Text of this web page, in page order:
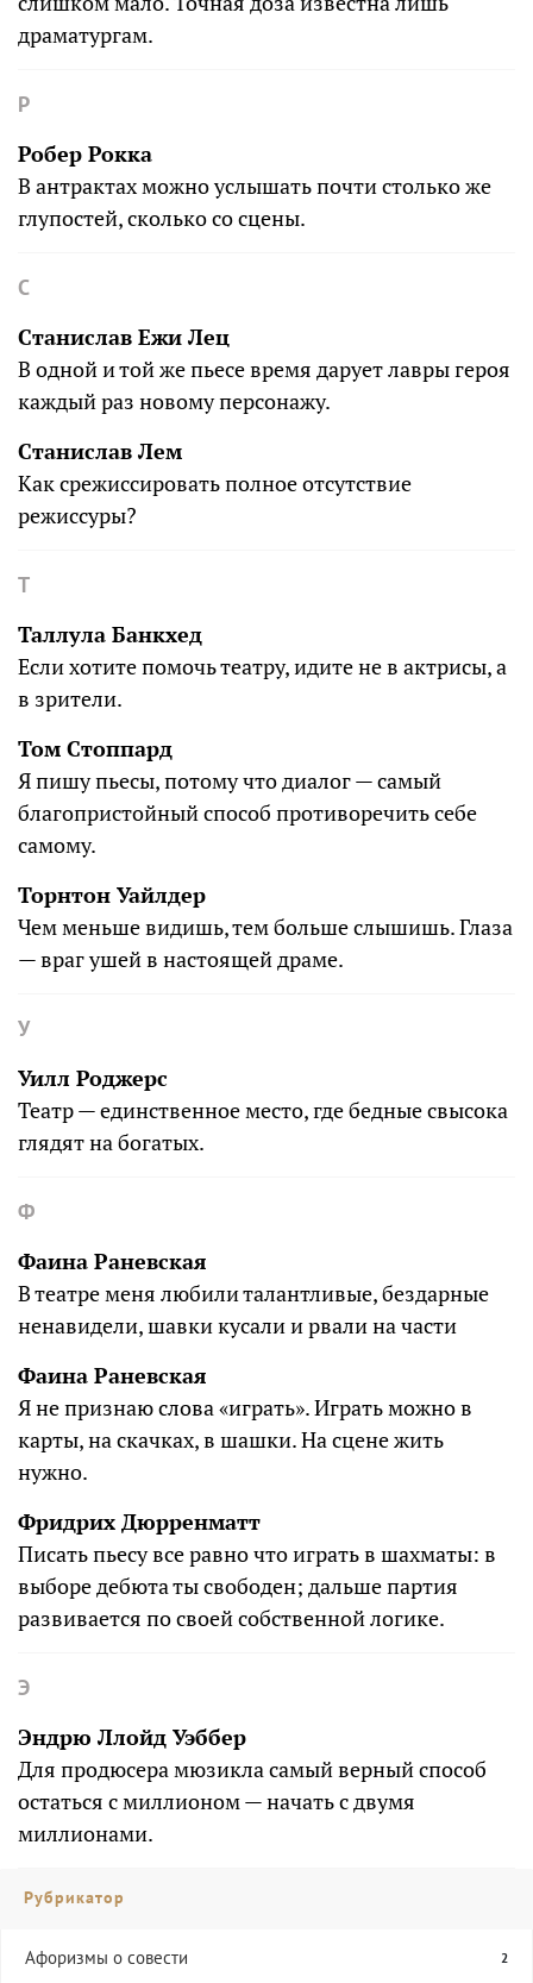
драматургам.
Р
Робер Рокка
В антрактах можно услышать почти столько же
глупостей, сколько со сцены.
С
Станислав Ежи Лец
В одной и той же пьесе время дарует лавры героя
каждый раз новому персонажу.
Станислав Лем
Как срежиссировать полное отсутствие
режиссуры?
Т
Таллула Банкхед
Если хотите помочь театру, идите не в актрисы, а
в зрители.
Том Стоппард
Я пишу пьесы, потому что диалог — самый
благопристойный способ противоречить себе
самому.
Торнтон Уайлдер
Чем меньше видишь, тем больше слышишь. Глаза
— враг ушей в настоящей драме.
У
Уилл Роджерс
Театр — единственное место, где бедные свысока
глядят на богатых.
Ф
Фаина Раневская
В театре меня любили талантливые, бездарные
ненавидели, шавки кусали и рвали на части
Фаина Раневская
Я не признаю слова «играть». Играть можно в
карты, на скачках, в шашки. На сцене жить
нужно.
Фридрих Дюрренматт
Писать пьесу все равно что играть в шахматы: в
выборе дебюта ты свободен; дальше партия
развивается по своей собственной логике.
Э
Эндрю Ллойд Уэббер
Для продюсера мюзикла самый верный способ
остаться с миллионом — начать с двумя
миллионами.
Рубрикатор
Aфоризмы о совести 2